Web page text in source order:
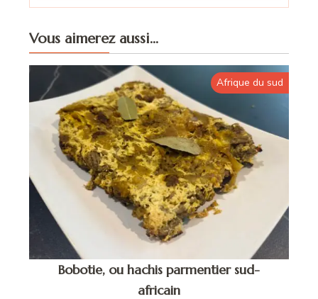
Vous aimerez aussi...
Afrique du sud
Bobotie, ou hachis parmentier sud-
africain